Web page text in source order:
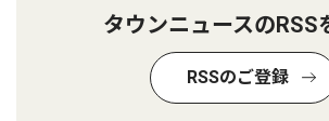
タウンニュースのRSS
RSSのご登録